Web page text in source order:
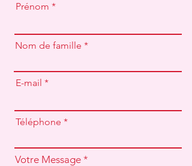
Prénom
Nom de famille
E-mail
Téléphone
Votre Message